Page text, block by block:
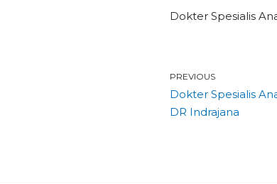
Dokter Spesialis
PREVIOUS
Dokter Spesialis
DR Indrajana